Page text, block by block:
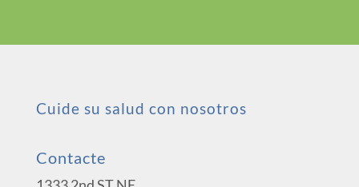
Cuide su salud con nosotros
Contacte